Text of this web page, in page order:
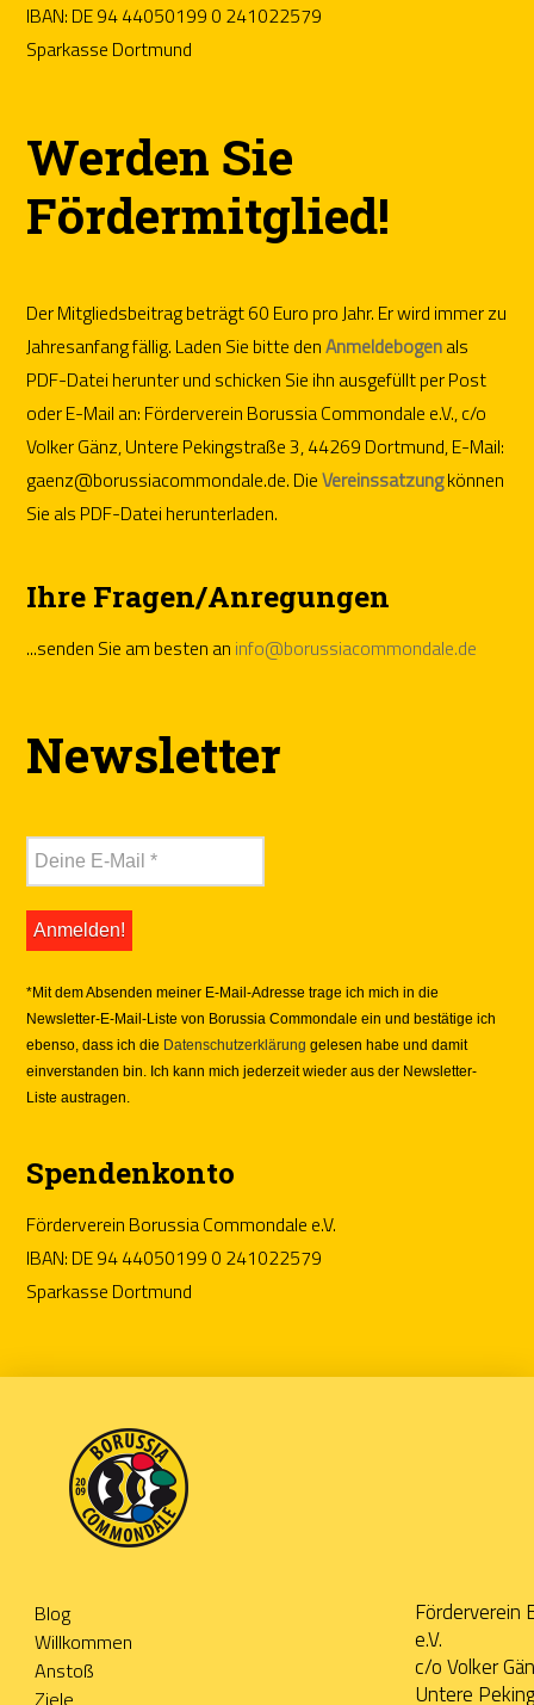
IBAN: DE 94 44050199 0 241022579
Sparkasse Dortmund
Werden Sie
Fördermitglied!
Der Mitgliedsbeitrag beträgt 60 Euro pro Jahr. Er wird immer zu
Jahresanfang fällig. Laden Sie bitte denAnmeldebogenals
PDF-Datei herunter und schicken Sie ihn ausgefüllt per Post
oder E-Mail an: Förderverein Borussia Commondale e.V., c/o
Volker Gänz, Untere Pekingstraße 3, 44269 Dortmund, E-Mail:
gaenz@borussiacommondale.de. DieVereinssatzungkönnen
Sie als PDF-Datei herunterladen.
Ihre Fragen/Anregungen
...senden Sie am besten an info@borussiacommondale.de
Newsletter
*Mit dem Absenden meiner E-Mail-Adresse trage ich mich in die
Newsletter-E-Mail-Liste von Borussia Commondale ein und bestätige ich
ebenso, dass ich die Datenschutzerklärung gelesen habe und damit
einverstanden bin. Ich kann mich jederzeit wieder aus der Newsletter-
Liste austragen.
Spendenkonto
Förderverein Borussia Commondale e.V.
IBAN: DE 94 44050199 0 241022579
Sparkasse Dortmund
Blog
Willkommen
Anstoß
Förderverein
e.V.
c/o Volker
Untere